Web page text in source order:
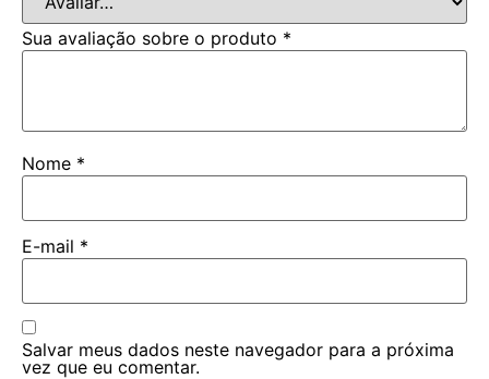
Sua avaliação sobre o produto *
Nome *
E-mail *
Salvar meus dados neste navegador para a próxima
vez que eu comentar.